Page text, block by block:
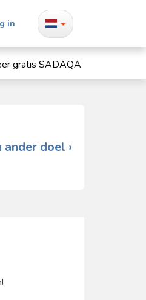
in
gratis SADAQA
ander doel ›